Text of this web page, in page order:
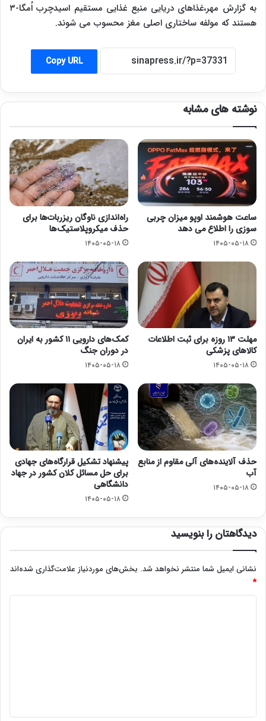
به گزارش مهر،غذاهای دریایی منبع غذایی مستقیم اسیدچرب اُمگا-۳
هستند که مولفه ساختاری اصلی مغز محسوب می شوند.
Copy URL
نوشته های مشابه
ساعت هوشمند اوپو میزان چربی
سوزی را اطلاع می دهد
۱۴۰۵-۰۵-۱۸
راه‌اندازی ناوگان ریزربات‌ها برای
حذف میکروپلاستیک‌ها
۱۴۰۵-۰۵-۱۸
مهلت ۱۳ روزه برای ثبت اطلاعات
کالاهای پزشکی
۱۴۰۵-۰۵-۱۸
کمک‌های دارویی ۱۱ کشور به ایران
در دوران جنگ
۱۴۰۵-۰۵-۱۸
حذف آلاینده‌های آلی مقاوم از منابع
آب
۱۴۰۵-۰۵-۱۸
پیشنهاد تشکیل قرارگاه‌های جهادی
برای حل مسائل کلان کشور در جهاد
دانشگاهی
۱۴۰۵-۰۵-۱۸
دیدگاهتان را بنویسید
نشانی ایمیل شما منتشر نخواهد شد. بخش‌های موردنیاز علامت‌گذاری شده‌اند
*